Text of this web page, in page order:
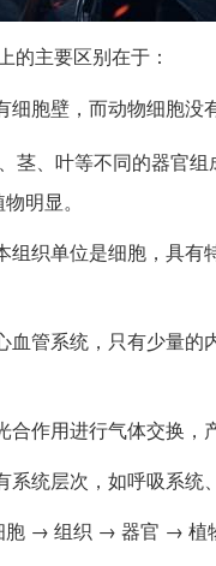
的主要区别在于：
细胞壁，而动物细胞没
茎、叶等不同的器官
明显。
组织单位是细胞，具
血管系统，只有少量
合作用进行气体交换，
统层次，如呼吸系统
胞 → 组织 → 器官 → 植